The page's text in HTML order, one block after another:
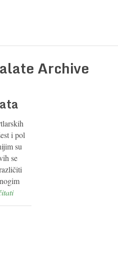
Archive
i pol
su
se